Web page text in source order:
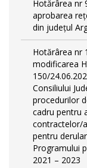
Hotărârea nr
aprobarea
din județul
Hotărârea nr
modificarea
150/
Consiliului
procedurilor
cadru pentru
contractelor/
pentru
Programului
2021 – 2023